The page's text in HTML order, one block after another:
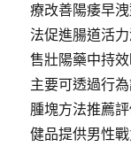
療改善陽痿早
法促進腸道活
售壯陽藥中持
主要可透過行
腫塊方法推薦
健品提供男性